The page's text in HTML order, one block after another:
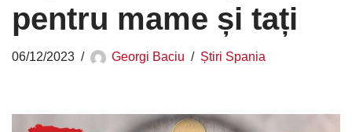
pentru mame și tați
06/12/2023 Georgi Baciu Știri Spania